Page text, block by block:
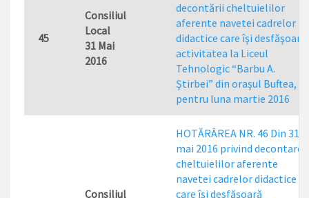
45
Consiliul
Local
31 Mai
2016
decontării cheltuielilor
aferente navetei cadrelor
didactice care îşi desfăşoară
activitatea la Liceul
Tehnologic “Barbu A.
Ştirbei” din oraşul Buftea,
pentru luna martie 2016
Consiliul
HOTĂRÂREA NR. 46 Din 31
mai 2016 privind decontarea
cheltuielilor aferente
navetei cadrelor didactice
care îşi desfăşoară